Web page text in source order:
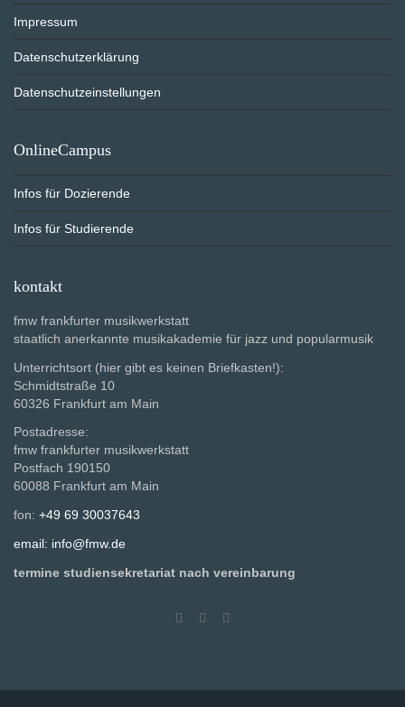
Impressum
Datenschutzerklärung
Datenschutzeinstellungen
OnlineCampus
Infos für Dozierende
Infos für Studierende
kontakt
fmw frankfurter musikwerkstatt
staatlich anerkannte musikakademie für jazz und popularmusik
Unterrichtsort (hier gibt es keinen Briefkasten!):
Schmidtstraße 10
60326 Frankfurt am Main
Postadresse:
fmw frankfurter musikwerkstatt
Postfach 190150
60088 Frankfurt am Main
fon: +49 69 30037643
email: info@fmw.de
termine studiensekretariat nach vereinbarung